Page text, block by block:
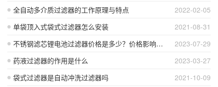
2022-02-05
全自动多介质过滤器的工作原理与特点
2021-08-31
单袋顶入式袋式过滤器怎么安装
2023-07-29
不锈钢滤芯锂电池过滤器价格是多少？价格影响因素？
2023-03-27
药液过滤器的作用是什么
2021-10-09
袋式过滤器是自动冲洗过滤器吗